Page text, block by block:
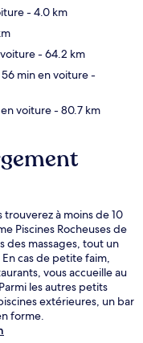
- 4.0 km
- 64.2 km
min en voiture-
voiture- 80.7 km
trouverez à moins de 10
Piscines Rocheuses de
des massages, tout un
cas de petite faim,
vous accueille au
les autres petits
extérieures, un bar
forme.